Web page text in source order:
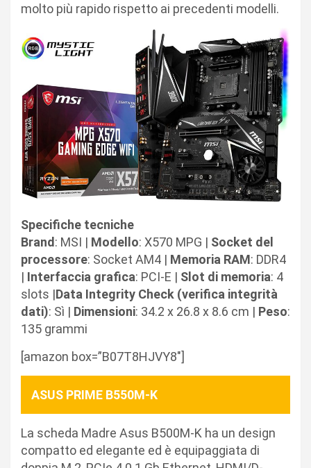
molto più rapido rispetto ai precedenti modelli.
Specifiche tecniche
Brand: MSI | Modello: X570 MPG | Socket del
processore: Socket AM4 | Memoria RAM: DDR4
| Interfaccia grafica: PCI-E | Slot di memoria: 4
slots |Data Integrity Check (verifica integrità
dati): Sì | Dimensioni: 34.2 x 26.8 x 8.6 cm | Peso:
135 grammi
[amazon box=”B07T8HJVY8″]
ASUS PRIME B550M-K
La scheda Madre Asus B500M-K ha un design
compatto ed elegante ed è equipaggiata di